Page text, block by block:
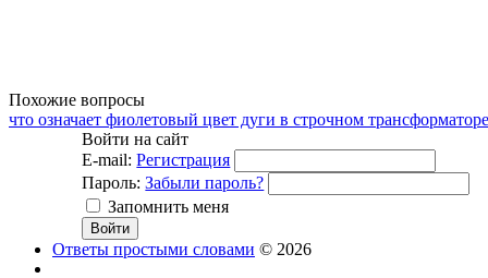
Похожие вопросы
что означает фиолетовый цвет дуги в строчном
Войти на сайт
E-mail: Регистрация
Пароль: Забыли пароль?
Запомнить меня
Ответы простыми словами © 2026